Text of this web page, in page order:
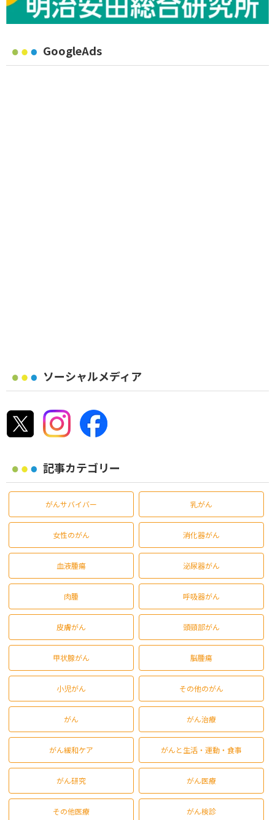
GoogleAds
ソーシャルメディア
記事カテゴリー
がんサバイバー 乳がん
女性のがん 消化器がん
血液腫瘍 泌尿器がん
肉腫 呼吸器がん
皮膚がん 頭頸部がん
甲状腺がん 脳腫瘍
小児がん その他のがん
がん がん治療
がん緩和ケア がんと生活・運動・食事
がん研究 がん医療
その他医療 がん検診